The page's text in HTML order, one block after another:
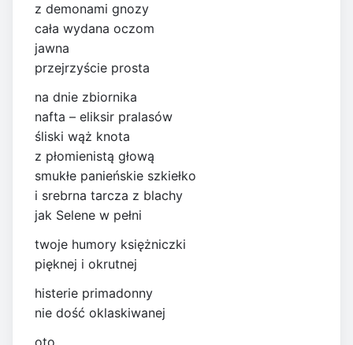
z demonami gnozy
cała wydana oczom
jawna
przejrzyście prosta
na dnie zbiornika
nafta – eliksir pralasów
śliski wąż knota
z płomienistą głową
smukłe panieńskie szkiełko
i srebrna tarcza z blachy
jak Selene w pełni
twoje humory księżniczki
pięknej i okrutnej
histerie primadonny
nie dość oklaskiwanej